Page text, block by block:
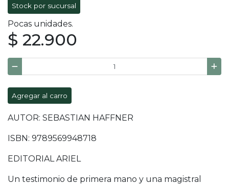
Stock por sucursal
Pocas unidades.
$ 22.900
Agregar al carro
AUTOR: SEBASTIAN HAFFNER
ISBN: 9789569948718
EDITORIAL ARIEL
Un testimonio de primera mano y una magistral